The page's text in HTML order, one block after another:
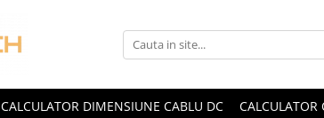
CALCULATOR DIMENSIUNE CABLU DC CALCULATOR